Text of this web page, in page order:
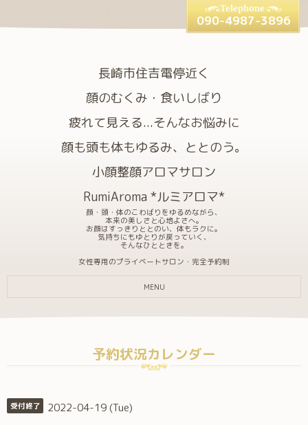
長崎市住吉電停近く
顔のむくみ・食いしばり
疲れて見える...そんなお悩みに
顔も頭も体もゆるみ、ととのう。
小顔整顔アロマサロン
RumiAroma *ルミアロマ*
顔・頭・体のこわばりをゆるめながら、
本来の美しさと心地よさへ。
お顔はすっきりととのい、体もラクに。
気持ちにもゆとりが戻っていく、
そんなひとときを。
女性専用のプライベートサロン・完全予約制
090-4987-3896
MENU
予約状況カレンダー
受付終了 2022-04-19 (Tue)